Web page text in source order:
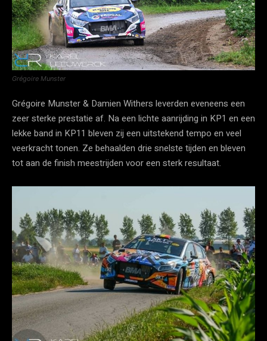
Grégoire Munster
Grégoire Munster & Damien Withers leverden eveneens een
zeer sterke prestatie af. Na een lichte aanrijding in KP1 en een
lekke band in KP11 bleven zij een uitstekend tempo en veel
veerkracht tonen. Ze behaalden drie snelste tijden en bleven
tot aan de finish meestrijden voor een sterk resultaat.